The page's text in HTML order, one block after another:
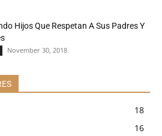
Hijos Que Respetan A Sus Padres Y
November 30, 2018
18
16